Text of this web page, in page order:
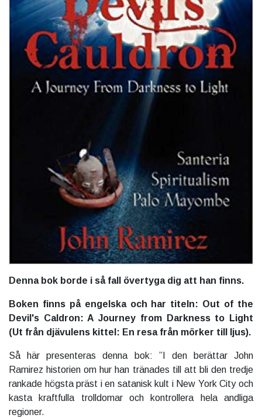
Denna bok borde i så fall övertyga dig att han finns.
Boken finns på engelska och har titeln: Out of the
Devil's Caldron: A Journey from Darkness to Light
(Ut från djävulens kittel: En resa från mörker till ljus).
Så här presenteras denna bok: ”I den berättar John
Ramirez historien om hur han tränades till att bli den tredje
rankade högsta präst i en satanisk kult i New York City och
kasta kraftfulla trolldomar och kontrollera hela andliga
regioner.